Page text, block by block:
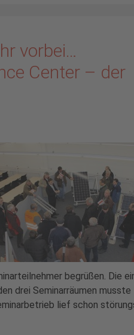
vorbei…
Center – der
begrüßen. Die
drei Seminarräumen musste
lief schon